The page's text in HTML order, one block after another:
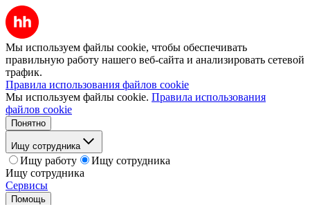
Мы используем файлы cookie, чтобы обеспечивать
правильную работу нашего веб-сайта и анализировать сетевой
трафик.
Правила использования файлов cookie
Мы используем файлы cookie. Правила использования
файлов cookie
Понятно
Ищу сотрудника
Ищу работу
Ищу сотрудника
Ищу сотрудника
Сервисы
Помощь